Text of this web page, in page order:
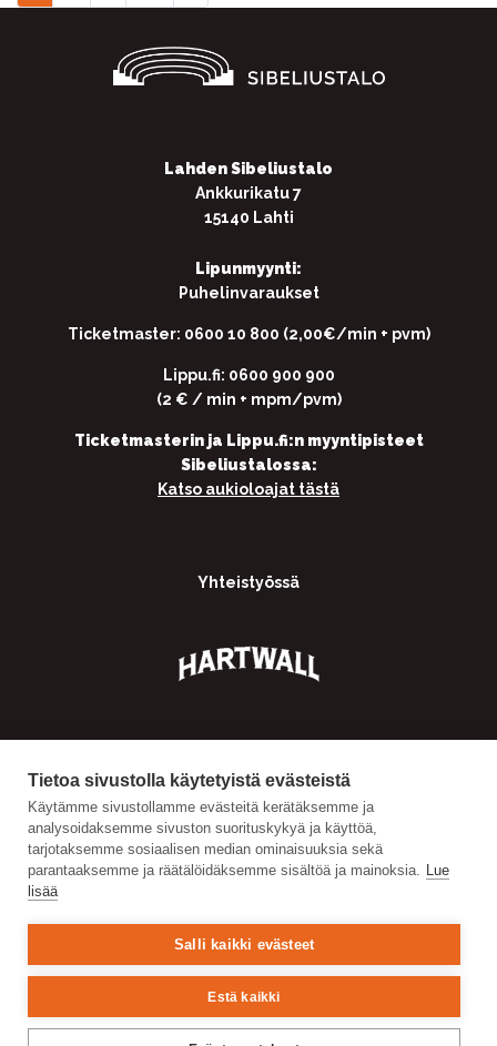
Tietoa sivustolla käytetyistä evästeistä
Käytämme sivustollamme evästeitä kerätäksemme ja
analysoidaksemme sivuston suorituskykyä ja käyttöä,
tarjotaksemme sosiaalisen median ominaisuuksia sekä
parantaaksemme ja räätälöidäksemme sisältöä ja mainoksia. Lue
lisää
Salli kaikki evästeet
Estä kaikki
Lahden Sibeliustalo
Ankkurikatu 7
15140 Lahti
Lipunmyynti:
Puhelinvaraukset
Ticketmaster: 0600 10 800 (2,00€/min + pvm)
Lippu.fi: 0600 900 900
(2 € / min + mpm/pvm)
Ticketmasterin ja Lippu.fi:n myyntipisteet
Sibeliustalossa:
Katso aukioloajat tästä
Yhteistyössä